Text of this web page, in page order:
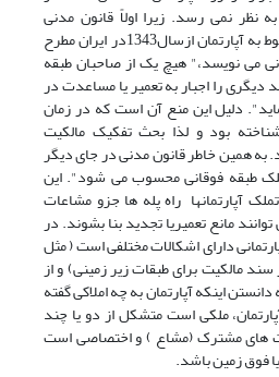
نظر نمی رسد. زیرا اولاً قانون مدنی
درسال1307 ولی مقررات مربوط به آپارتمان ازسال1343در ایران مطرح
می نویسد،" هیچ یک از صاحبان طبقه‌
دیگری را اجبار به تعمیر یا مساعدت در
دلیل این منع آن است که در زمان
بود و لذا بحث تفکیک مالکیت
همین خاطر قانون مدنی در جای دیگر
طبقه فوقانی محسوب می شود". این
آپارتمانها راه پله ها جزو مشاعات
مانع تعمیریا تجدید بنا بشوند. در
دارای اشکالات مختلفی است ( مثل
مالکیت برای طبقات زیر زمینی) و از
اینکه آپارتمان به چه املاکی گفته
ملکی است متشکل از دو یا چند
های مشترک (مشاع ) و اختصاصی است
فوق زمین باشد.